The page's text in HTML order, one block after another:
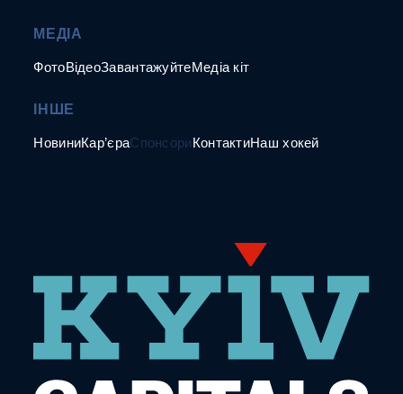
МЕДІА
ФотоВідеоЗавантажуйтеМедіа кіт
ІНШЕ
НовиниКар’єраСпонсориКонтактиНаш хокей